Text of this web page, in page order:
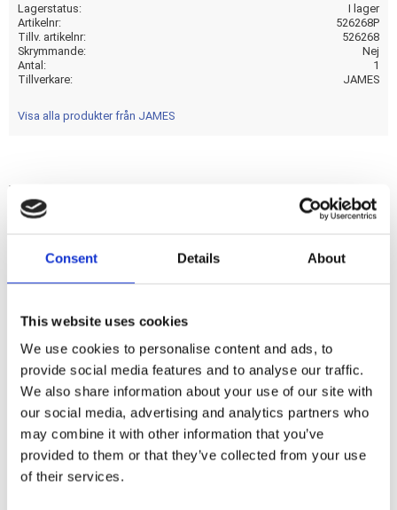
Consent Details About
This website uses cookies
We use cookies to personalise content and ads, to
provide social media features and to analyse our traffic.
We also share information about your use of our site with
our social media, advertising and analytics partners who
may combine it with other information that you’ve
provided to them or that they’ve collected from your use
of their services.
Lagerstatus
I lager
Artikelnr
526268P
Tillv. artikelnr
526268
Skrymmande
Nej
Antal
1
Tillverkare
JAMES
Visa alla produkter från JAMES
Viton heat resistant rubber. Extra thin. For .045" tick head
gaskets; as used in James 906916 & 526139 gasket kits.
gaskets still use cylinder head stud o-rings after the 2003
model year.
a
c
b
o
k
Omdömen